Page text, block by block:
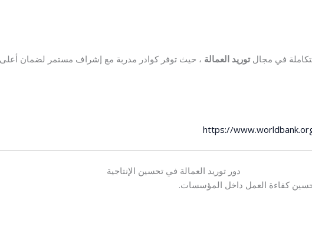
في مجالتوريد العمالة ، حيث توفر كوادر مدربة مع إشراف مستمر لضمان
https://
دور توريد العمالة في تحسين الإنتاجية
كفاءة العمل داخل المؤسسات.